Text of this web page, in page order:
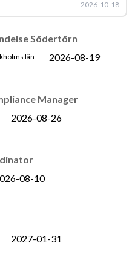
2026-10-18
Södertörn
län 2026-08-19
Manager
2026-08-26
08-10
2027-01-31